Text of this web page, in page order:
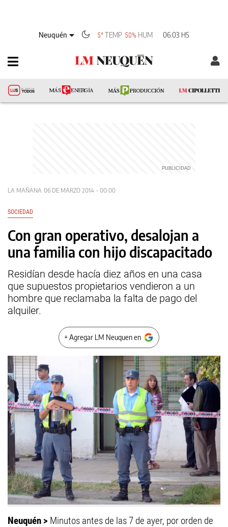
Neuquén 5°TEMP 50% HUM 06:03 HS
LA MAÑANA 06 DE MARZO 2014 - 00:00
SOCIEDAD
Con gran operativo, desalojan a
una familia con hijo discapacitado
Residían desde hacía diez años en una casa
que supuestos propietarios vendieron a un
hombre que reclamaba la falta de pago del
alquiler.
+ Agregar LM Neuquen en
Neuquén > Minutos antes de las 7 de ayer, por orden de